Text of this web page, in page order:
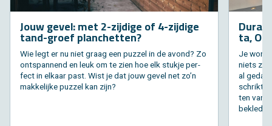
Jouw gevel: met 2-zij­di­ge of 4-zij­di­ge
tand-groef plan­chet­ten?
Wie legt er nu niet graag een puz­zel in de avond? Zo
ont­span­nend en leuk om te zien hoe elk stuk­je per­
fect in el­kaar past. Wist je dat jouw gevel net zo’n
mak­ke­lij­ke puz­zel kan zijn?
ta,
Je
niets
al
schrikt
ten van